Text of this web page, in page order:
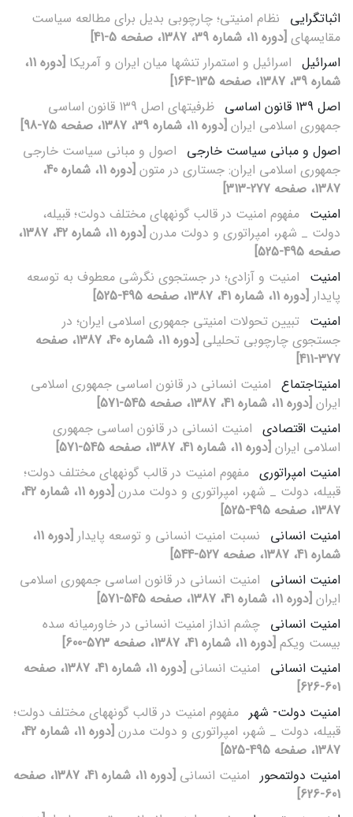
اثبات‏گرایی نظام امنیتی؛ چارچوبی بدیل برای مطالعه سیاست
مقایسه‏ای [دوره 11، شماره 39، 1387، صفحه 5-41]
اسرائیل اسرائیل و استمرار تنش‏ها میان ایران و آمریکا
[دوره 11،
شماره 39، 1387، صفحه 135-164]
اصل 139 قانون اساسی
ظرفیت‏های اصل 139 قانون اساسی
جمهوری اسلامی ایران [دوره 11، شماره 39، 1387، صفحه 75-98]
اصول و مبانی سیاست خارجی اصول و مبانی سیاست خارجی
جمهوری اسلامی ایران: جستاری در متون
[دوره 11، شماره 40،
1387، صفحه 277-313]
امنیت مفهوم امنیت در قالب گونه‏های مختلف دولت؛ قبیله،
دولت _ شهر، امپراتوری و دولت مدرن
[دوره 11، شماره 42، 1387،
صفحه 495-525]
امنیت امنیت و آزادی؛ در جستجوی نگرشی معطوف به توسعه
پایدار [دوره 11، شماره 41، 1387، صفحه 495-525]
امنیت تبیین تحولات امنیتی جمهوری اسلامی ایران؛ در
جستجوی چارچوبی تحلیلی
[دوره 11، شماره 40، 1387، صفحه
377-411]
امنیت‏اجتماع امنیت انسانی در قانون اساسی جمهوری اسلامی
ایران [دوره 11، شماره 41، 1387، صفحه 545-571]
امنیت اقتصادی امنیت انسانی در قانون اساسی جمهوری
اسلامی ایران [دوره 11، شماره 41، 1387، صفحه 545-571]
امنیت امپراتوری مفهوم امنیت در قالب گونه‏های مختلف دولت؛
قبیله، دولت _ شهر، امپراتوری و دولت مدرن
[دوره 11، شماره 42،
1387، صفحه 495-525]
امنیت انسانی نسبت امنیت انسانی و توسعه پایدار
[دوره 11،
شماره 41، 1387، صفحه 527-544]
امنیت انسانی امنیت انسانی در قانون اساسی جمهوری اسلامی
ایران [دوره 11، شماره 41، 1387، صفحه 545-571]
امنیت انسانی چشم‏ انداز امنیت انسانی در خاورمیانه سده
بیست‏ ویکم [دوره 11، شماره 41، 1387، صفحه 573-600]
امنیت انسانی امنیت انسانی
[دوره 11، شماره 41، 1387، صفحه
601-626]
امنیت دولت- شهر مفهوم امنیت در قالب گونه‏های مختلف دولت؛
قبیله، دولت _ شهر، امپراتوری و دولت مدرن
[دوره 11، شماره 42،
1387، صفحه 495-525]
امنیت دولت‏محور امنیت انسانی
[دوره 11، شماره 41، 1387، صفحه
601-626]